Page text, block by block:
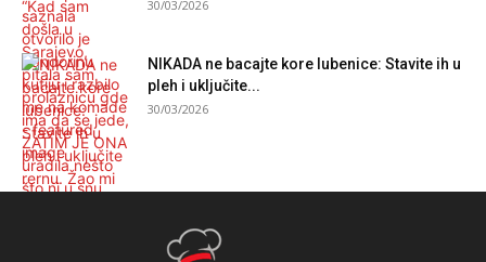
30/03/2026
NIKADA ne bacajte kore lubenice: Stavite ih u
pleh i uključite...
30/03/2026